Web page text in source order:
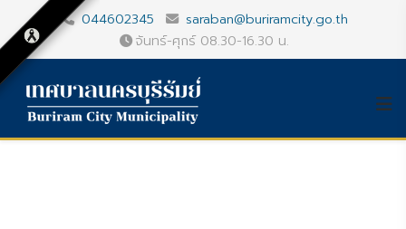
044602345
saraban@buriramcity.go.th
จันทร์-ศุกร์ 08.30-16.30 น.